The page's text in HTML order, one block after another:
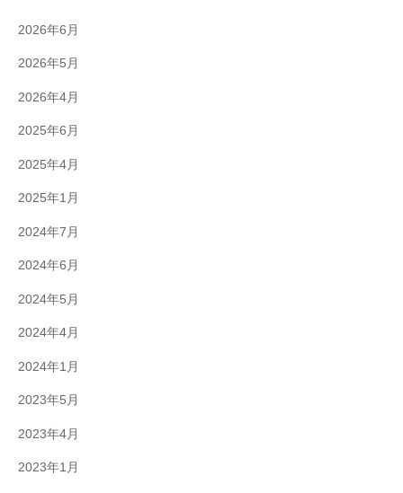
2026年6月
2026年5月
2026年4月
2025年6月
2025年4月
2025年1月
2024年7月
2024年6月
2024年5月
2024年4月
2024年1月
2023年5月
2023年4月
2023年1月